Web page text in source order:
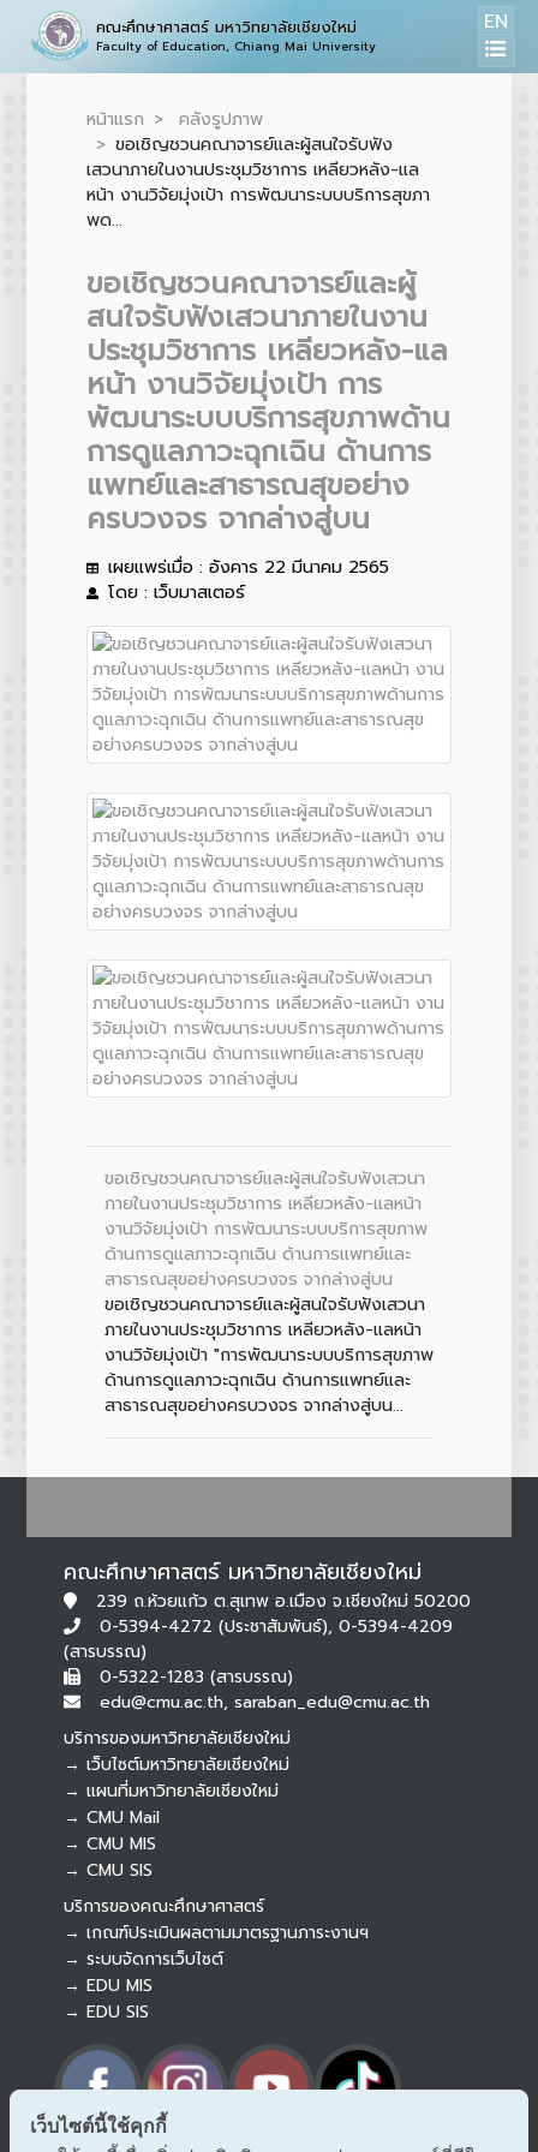
คณะศึกษาศาสตร์ มหาวิทยาลัยเชียงใหม่
Faculty of Education, Chiang Mai University
EN
หน้าแรก
คลังรูปภาพ
ขอเชิญชวนคณาจารย์และผู้สนใจรับฟัง
เสวนาภายในงานประชุมวิชาการ เหลียวหลัง-แล
หน้า งานวิจัยมุ่งเป้า การพัฒนาระบบบริการสุขภา
พด...
ขอเชิญชวนคณาจารย์และผู้
สนใจรับฟังเสวนาภายในงาน
ประชุมวิชาการ เหลียวหลัง-แล
หน้า งานวิจัยมุ่งเป้า การ
พัฒนาระบบบริการสุขภาพด้าน
การดูแลภาวะฉุกเฉิน ด้านการ
แพทย์และสาธารณสุขอย่าง
ครบวงจร จากล่างสู่บน
เผยแพร่เมื่อ : อังคาร 22 มีนาคม 2565
โดย : เว็บมาสเตอร์
ขอเชิญชวนคณาจารย์และผู้สนใจรับฟังเสวนา
ภายในงานประชุมวิชาการ เหลียวหลัง-แลหน้า
งานวิจัยมุ่งเป้า การพัฒนาระบบบริการสุขภาพ
ด้านการดูแลภาวะฉุกเฉิน ด้านการแพทย์และ
สาธารณสุขอย่างครบวงจร จากล่างสู่บน
ขอเชิญชวนคณาจารย์และผู้สนใจรับฟังเสวนา
ภายในงานประชุมวิชาการ เหลียวหลัง-แลหน้า
งานวิจัยมุ่งเป้า "การพัฒนาระบบบริการสุขภาพ
ด้านการดูแลภาวะฉุกเฉิน ด้านการแพทย์และ
สาธารณสุขอย่างครบวงจร จากล่างสู่บน...
คณะศึกษาศาสตร์ มหาวิทยาลัยเชียงใหม่
239 ถ.ห้วยแก้ว ต.สุเทพ อ.เมือง จ.เชียงใหม่ 50200
0-5394-4272 (ประชาสัมพันธ์), 0-5394-4209
(สารบรรณ)
0-5322-1283 (สารบรรณ)
edu@cmu.ac.th, saraban_edu@cmu.ac.th
บริการของมหาวิทยาลัยเชียงใหม่
→ เว็บไซต์มหาวิทยาลัยเชียงใหม่
→ แผนที่มหาวิทยาลัยเชียงใหม่
→ CMU Mail
→ CMU MIS
→ CMU SIS
บริการของคณะศึกษาศาสตร์
→ เกณฑ์ประเมินผลตามมาตรฐานภาระงานฯ
→ ระบบจัดการเว็บไซต์
→ EDU MIS
→ EDU SIS
Botnoi Assistant
Connecting…
เว็บไซต์นี้ใช้คุกกี้